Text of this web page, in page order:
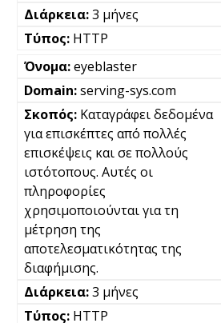
3 μήνες
HTTP
eyeblaster
serving-sys.com
Καταγράφει δεδομένα
για επισκέπτες από πολλές
επισκέψεις και σε πολλούς
ιστότοπους. Αυτές οι
πληροφορίες
χρησιμοποιούνται για τη
μέτρηση της
αποτελεσματικότητας της
διαφήμισης.
3 μήνες
HTTP